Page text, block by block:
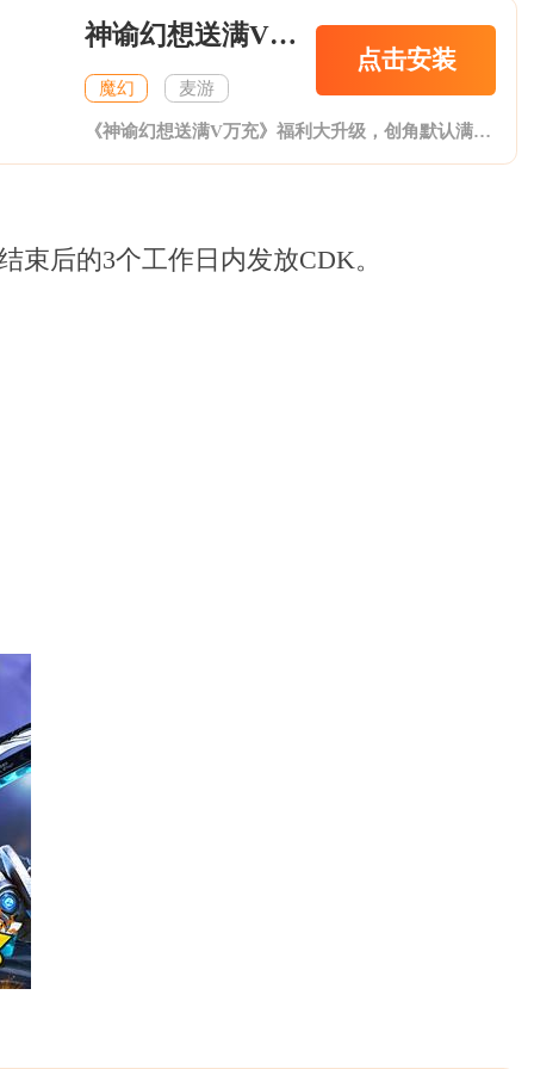
神谕幻想送满V万充
魔幻 麦游
点击安装
《神谕幻想送满V万充》福利大升级，创角默认满级VIP，贵族20。VIP尊享礼包全部开放购买。登录豪礼活动共7174充值，送千元充值活动再送2890充值。一共送10064充值。靓仔券到处送，靓仔天天抽充值，福利爽到爆炸。
后的3个工作日内发放CDK。